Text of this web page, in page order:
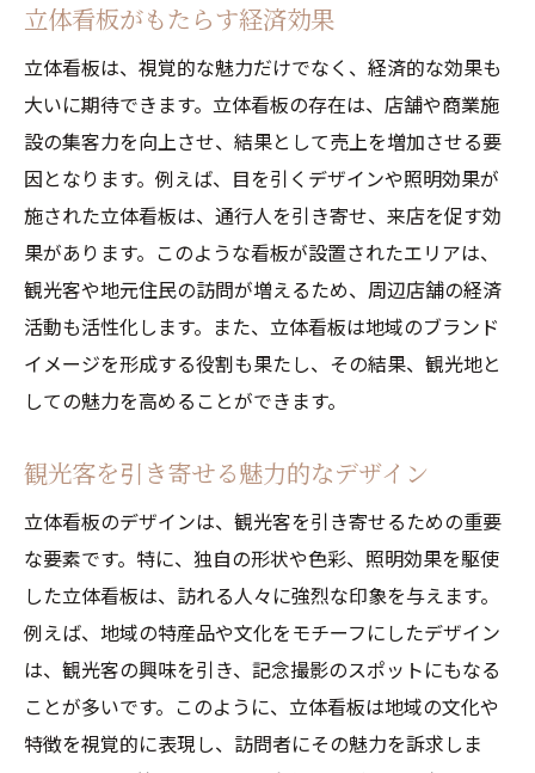
立体看板がもたらす経済効果
立体看板は、視覚的な魅力だけでなく、経済的な効果も
大いに期待できます。立体看板の存在は、店舗や商業施
設の集客力を向上させ、結果として売上を増加させる要
因となります。例えば、目を引くデザインや照明効果が
施された立体看板は、通行人を引き寄せ、来店を促す効
果があります。このような看板が設置されたエリアは、
観光客や地元住民の訪問が増えるため、周辺店舗の経済
活動も活性化します。また、立体看板は地域のブランド
イメージを形成する役割も果たし、その結果、観光地と
しての魅力を高めることができます。
観光客を引き寄せる魅力的なデザイン
立体看板のデザインは、観光客を引き寄せるための重要
な要素です。特に、独自の形状や色彩、照明効果を駆使
した立体看板は、訪れる人々に強烈な印象を与えます。
例えば、地域の特産品や文化をモチーフにしたデザイン
は、観光客の興味を引き、記念撮影のスポットにもなる
ことが多いです。このように、立体看板は地域の文化や
特徴を視覚的に表現し、訪問者にその魅力を訴求しま